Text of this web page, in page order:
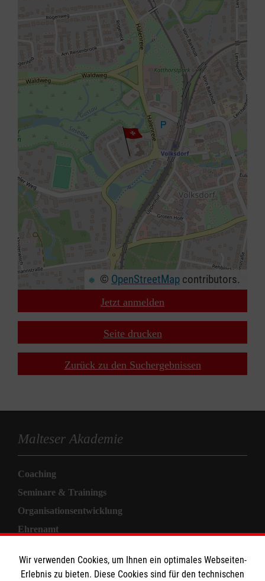
© OpenStreetMap contributors.
Jetzt anmelden
Seite drucken
Zurück zu den Suchergebnissen
Malteser Akademie
Coaching
Seminare & Trainings
Organisationsentwicklung
Ehrenamt
Informationen
Wir verwenden Cookies, um Ihnen ein optimales Webseiten-
Erlebnis zu bieten. Diese Cookies sind für den technischen